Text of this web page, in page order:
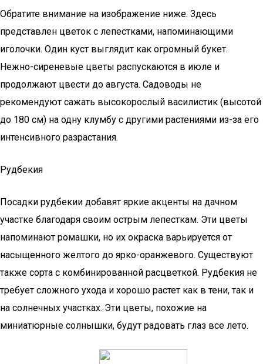
Обратите внимание на изображение ниже. Здесь
представлен цветок с лепестками, напоминающими
иголочки. Один куст выглядит как огромный букет.
Нежно-сиреневые цветы распускаются в июле и
продолжают цвести до августа. Садоводы не
рекомендуют сажать высокорослый василистик (высотой
до 180 см) на одну клумбу с другими растениями из-за его
интенсивного разрастания.
Рудбекия
Посадки рудбекии добавят яркие акценты на дачном
участке благодаря своим острым лепесткам. Эти цветы
напоминают ромашки, но их окраска варьируется от
насыщенного желтого до ярко-оранжевого. Существуют
также сорта с комбинированной расцветкой. Рудбекия не
требует сложного ухода и хорошо растет как в тени, так и
на солнечных участках. Эти цветы, похожие на
миниатюрные солнышки, будут радовать глаз все лето.